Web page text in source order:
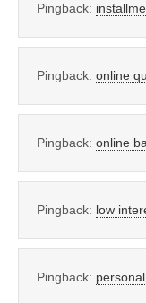
Pingback:
Pingback: online
Pingback: online
Pingback: low
Pingback: